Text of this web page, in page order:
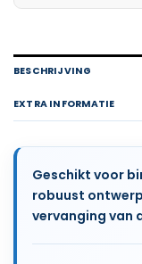
BESCHRIJVING
EXTRA INFORMATIE
Geschikt voor
robuust
vervanging van